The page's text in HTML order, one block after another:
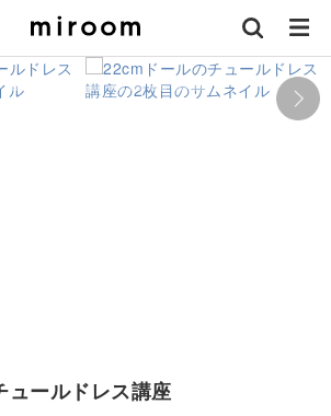
ールドレス講座